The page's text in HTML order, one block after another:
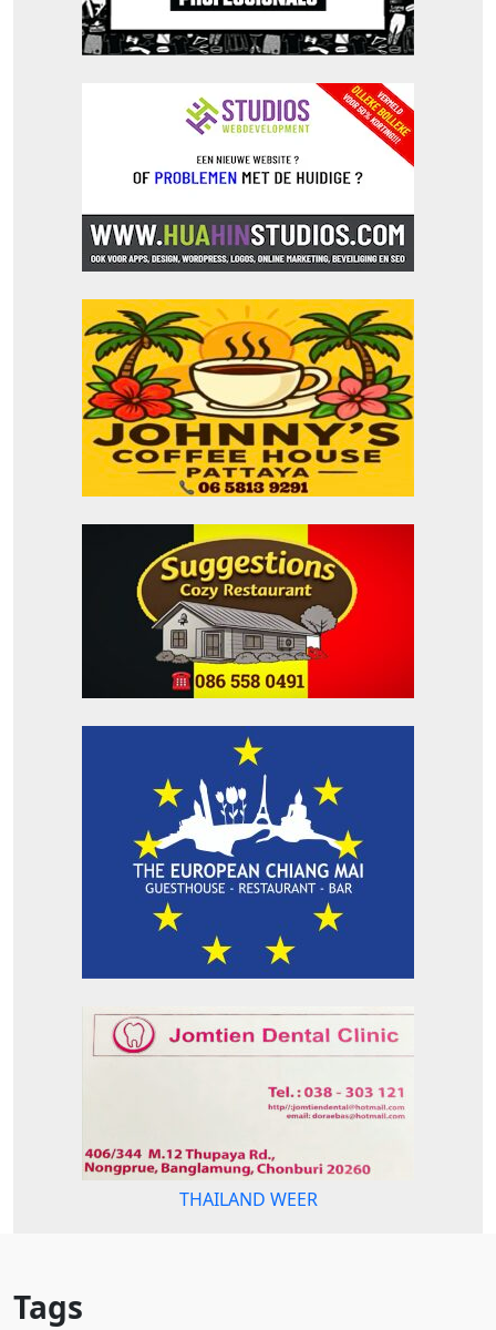
THAILAND WEER
Tags